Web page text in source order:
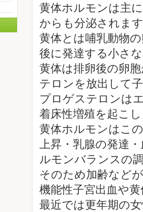
黄体ホルモンは主
からも分泌されま
黄体とは哺乳動物
後に発達する小さ
黄体は排卵後の卵
テロンを放出して
プロゲステロンは
着床性増殖を起こ
黄体ホルモンはこ
上昇・乳腺の発達
ルモンバランスの
そのため加齢など
機能性子宮出血や
最近では更年期の